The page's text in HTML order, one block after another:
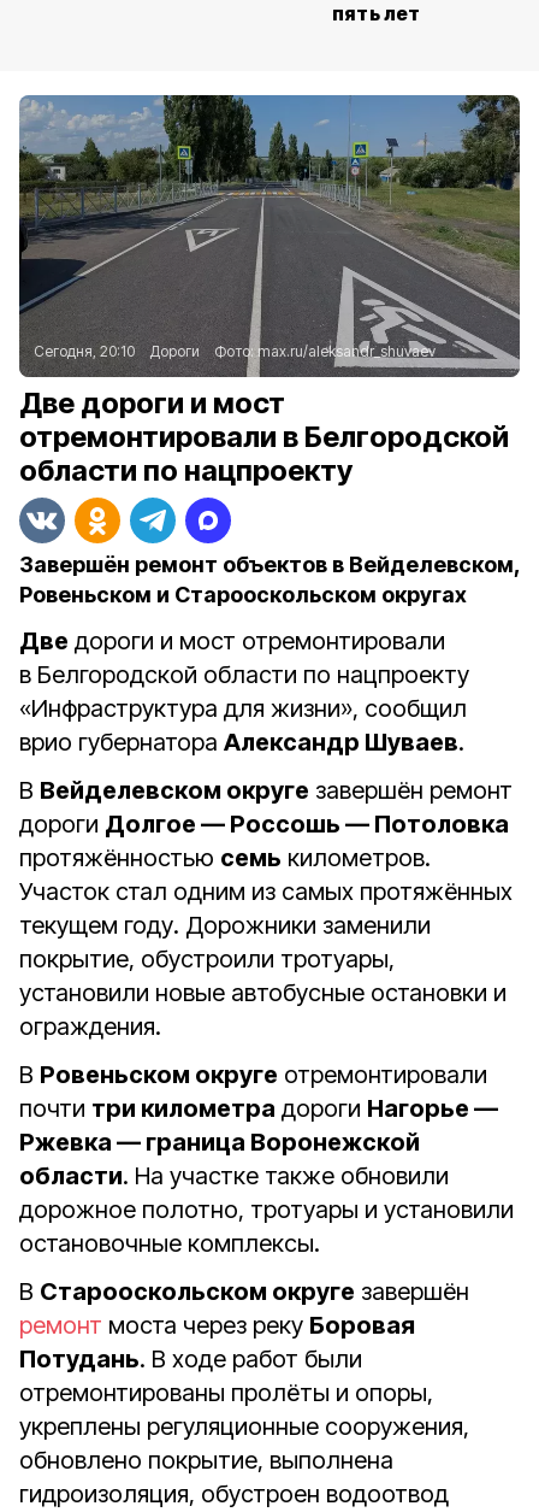
пять лет
Сегодня, 20:10 Дороги Фото:max.ru/aleksandr_shuvaev
Две дороги и мост
отремонтировали в Белгородской
области по нацпроекту
Завершён ремонт объектов в Вейделевском,
Ровеньском и Старооскольском округах
Две дороги и мост отремонтировали
в Белгородской области по нацпроекту
«Инфраструктура для жизни», сообщил
врио губернатора Александр Шуваев.
В Вейделевском округе завершён ремонт
дороги Долгое — Россошь — Потоловка
протяжённостью семь километров.
Участок стал одним из самых протяжённых
текущем году. Дорожники заменили
покрытие, обустроили тротуары,
установили новые автобусные остановки и
ограждения.
В Ровеньском округе отремонтировали
почти три километра дороги Нагорье —
Ржевка — граница Воронежской
области. На участке также обновили
дорожное полотно, тротуары и установили
остановочные комплексы.
В Старооскольском округе завершён
ремонт моста через реку Боровая
Потудань. В ходе работ были
отремонтированы пролёты и опоры,
укреплены регуляционные сооружения,
обновлено покрытие, выполнена
гидроизоляция, обустроен водоотвод